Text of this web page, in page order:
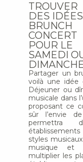
TROUVER
DES
BRUNCH
CONCERT
POUR LE
SAMEDI
Partager un
voilà une idée
Déjeuner ou
musicale dans
proposant ce
sûr l’envie
permettra
styles
musique et
multiplier les